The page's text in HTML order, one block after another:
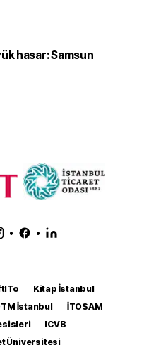
hasar: Samsun
• •
Kitap İstanbul
İstanbul
İTOSAM
ICVB
Üniversitesi